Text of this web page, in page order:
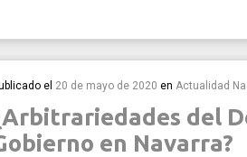
el 20 de mayo de 2020 en Actualidad
del
en Navarra?